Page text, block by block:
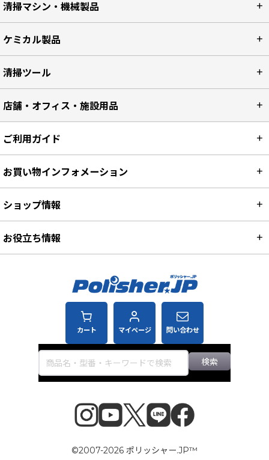
清掃マシン・機械製品
ケミカル製品
清掃ツール
店舗・オフィス・施設用品
カート マイページ 問い合わせ
検索
ご利用ガイド
お買い物インフォメーション
ショップ情報
お役立ち情報
©2007-2026 ポリッシャー.JP™